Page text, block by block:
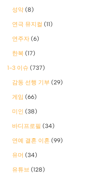
성악 (8)
연극 뮤지컬 (11)
연주자 (6)
한복 (17)
1-3 이슈 (737)
감동 선행 기부 (29)
게임 (66)
미인 (38)
바디프로필 (34)
연예 결혼 이혼 (99)
유머 (34)
유튜브 (128)